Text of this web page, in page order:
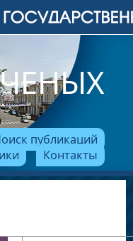
публикаций
Контакты